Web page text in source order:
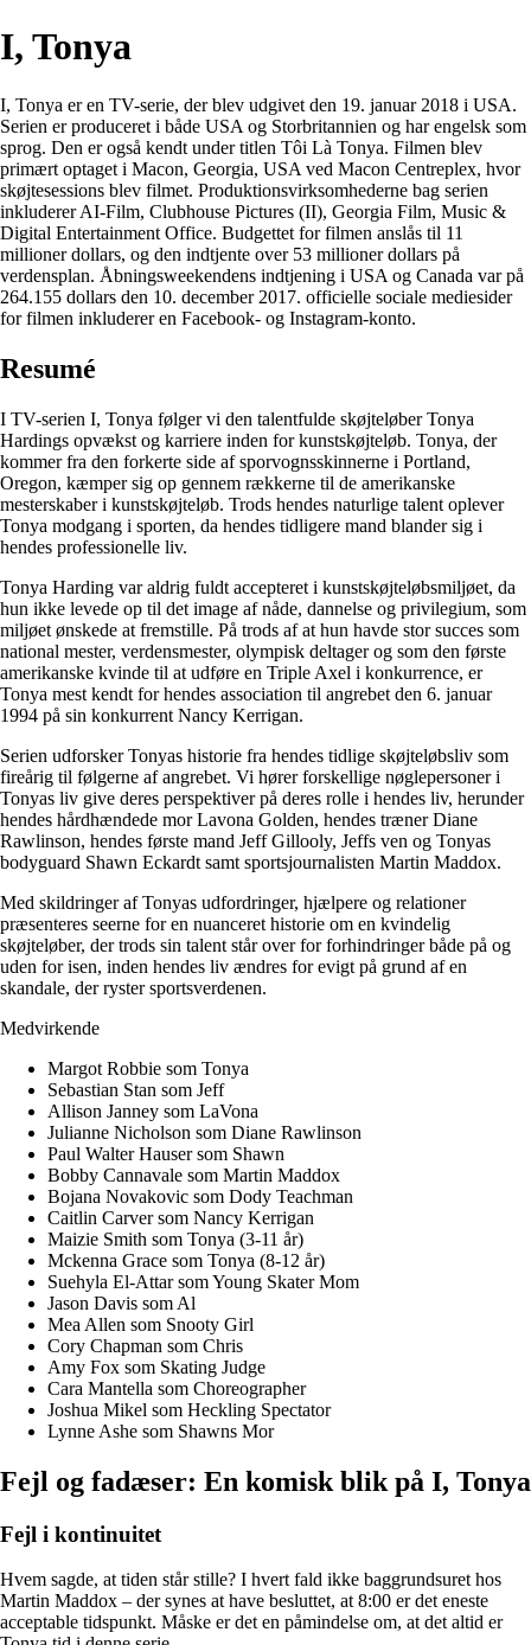
I, Tonya
I, Tonya er en TV-serie, der blev udgivet den 19. januar 2018 i USA.
Serien er produceret i både USA og Storbritannien og har engelsk som
sprog. Den er også kendt under titlen Tôi Là Tonya. Filmen blev
primært optaget i Macon, Georgia, USA ved Macon Centreplex, hvor
skøjtesessions blev filmet. Produktionsvirksomhederne bag serien
inkluderer AI-Film, Clubhouse Pictures (II), Georgia Film, Music &
Digital Entertainment Office. Budgettet for filmen anslås til 11
millioner dollars, og den indtjente over 53 millioner dollars på
verdensplan. Åbningsweekendens indtjening i USA og Canada var på
264.155 dollars den 10. december 2017. officielle sociale mediesider
for filmen inkluderer en Facebook- og Instagram-konto.
Resumé
I TV-serien I, Tonya følger vi den talentfulde skøjteløber Tonya
Hardings opvækst og karriere inden for kunstskøjteløb. Tonya, der
kommer fra den forkerte side af sporvognsskinnerne i Portland,
Oregon, kæmper sig op gennem rækkerne til de amerikanske
mesterskaber i kunstskøjteløb. Trods hendes naturlige talent oplever
Tonya modgang i sporten, da hendes tidligere mand blander sig i
hendes professionelle liv.
Tonya Harding var aldrig fuldt accepteret i kunstskøjteløbsmiljøet, da
hun ikke levede op til det image af nåde, dannelse og privilegium, som
miljøet ønskede at fremstille. På trods af at hun havde stor succes som
national mester, verdensmester, olympisk deltager og som den første
amerikanske kvinde til at udføre en Triple Axel i konkurrence, er
Tonya mest kendt for hendes association til angrebet den 6. januar
1994 på sin konkurrent Nancy Kerrigan.
Serien udforsker Tonyas historie fra hendes tidlige skøjteløbsliv som
fireårig til følgerne af angrebet. Vi hører forskellige nøglepersoner i
Tonyas liv give deres perspektiver på deres rolle i hendes liv, herunder
hendes hårdhændede mor Lavona Golden, hendes træner Diane
Rawlinson, hendes første mand Jeff Gillooly, Jeffs ven og Tonyas
bodyguard Shawn Eckardt samt sportsjournalisten Martin Maddox.
Med skildringer af Tonyas udfordringer, hjælpere og relationer
præsenteres seerne for en nuanceret historie om en kvindelig
skøjteløber, der trods sin talent står over for forhindringer både på og
uden for isen, inden hendes liv ændres for evigt på grund af en
skandale, der ryster sportsverdenen.
Medvirkende
Margot Robbie som Tonya
Sebastian Stan som Jeff
Allison Janney som LaVona
Julianne Nicholson som Diane Rawlinson
Paul Walter Hauser som Shawn
Bobby Cannavale som Martin Maddox
Bojana Novakovic som Dody Teachman
Caitlin Carver som Nancy Kerrigan
Maizie Smith som Tonya (3-11 år)
Mckenna Grace som Tonya (8-12 år)
Suehyla El-Attar som Young Skater Mom
Jason Davis som Al
Mea Allen som Snooty Girl
Cory Chapman som Chris
Amy Fox som Skating Judge
Cara Mantella som Choreographer
Joshua Mikel som Heckling Spectator
Lynne Ashe som Shawns Mor
Fejl og fadæser: En komisk blik på I, Tonya
Fejl i kontinuitet
Hvem sagde, at tiden står stille? I hvert fald ikke baggrundsuret hos
Martin Maddox – der synes at have besluttet, at 8:00 er det eneste
acceptable tidspunkt. Måske er det en påmindelse om, at det altid er